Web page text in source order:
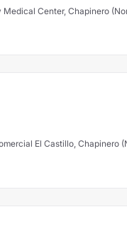
Center, Chapinero
El Castillo, Chapinero